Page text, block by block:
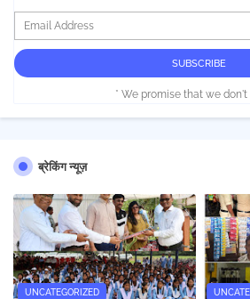
* We promise that we don't
ब्रेकिंग न्यूज़
UNCATEGORIZED